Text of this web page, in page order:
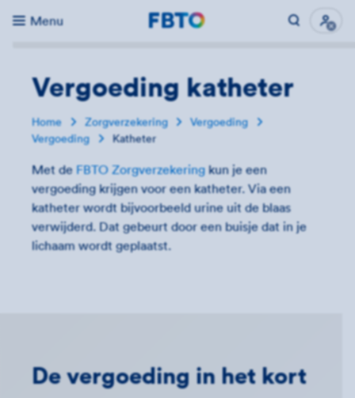
Menu
Direct naar...
Vergoeding katheter
Home Zorgverzekering
Vergoeding
Vergoeding
Katheter
Met deFBTO Zorgverzekeringkun je een
vergoeding krijgen voor een katheter. Via een
katheter wordt bijvoorbeeld urine uit de blaas
verwijderd. Dat gebeurt door een buisje dat in je
lichaam wordt geplaatst.
De vergoeding in het kort